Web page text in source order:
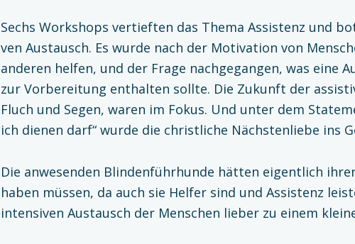
Sechs Workshops vertieften das Thema Assistenz und
ven Austausch. Es wurde nach der Motivation von
anderen helfen, und der Frage nachgegangen, was eine
zur Vorbereitung enthalten sollte. Die Zukunft der
Fluch und Segen, waren im Fokus. Und unter dem
ich dienen darf“ wurde die christliche Nächstenliebe ins
Die anwesenden Blindenführhunde hätten eigentlich
haben müssen, da auch sie Helfer sind und Assistenz
intensi­ven Austausch der Menschen lieber zu einem